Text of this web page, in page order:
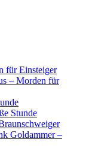
für Einsteiger
– Morden für
Stunde
Goldammer –